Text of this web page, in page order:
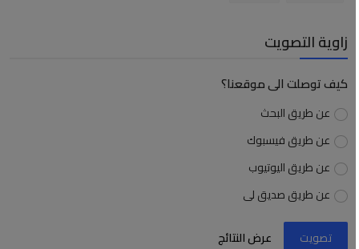
زاوية التصويت
كيف توصلت الى موقعنا؟
عن طريق البحث
عن طريق فيسبوك
عن طريق اليوتيوب
عن طريق صديق لى
تصويت عرض النتائج